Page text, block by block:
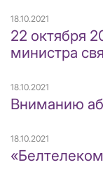
18.10.2021
22 октября
министра
18.10.2021
Вниманию
18.10.2021